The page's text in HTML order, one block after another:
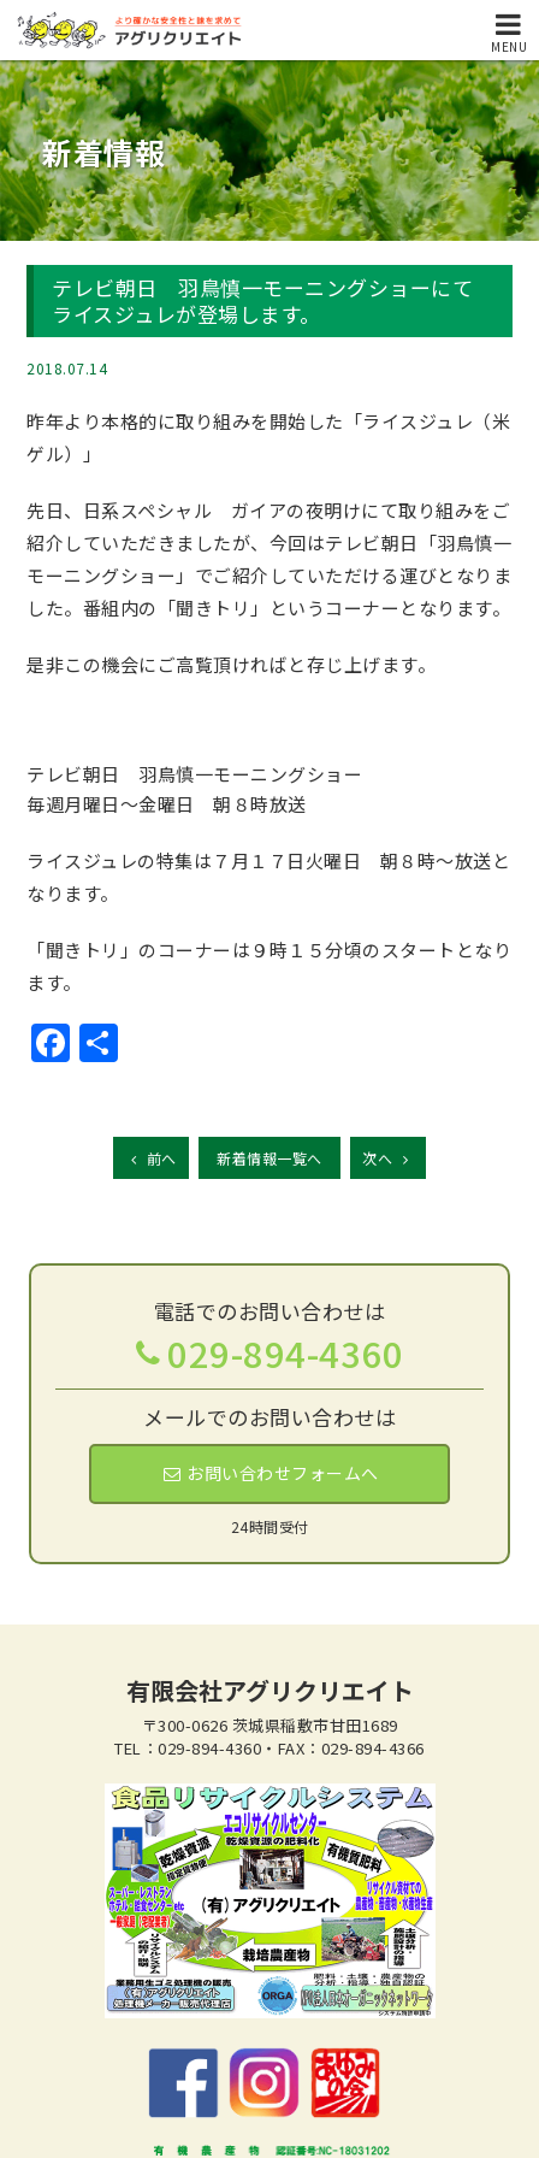
MENU
新着情報
テレビ朝日 羽鳥慎一モーニングショーにて
ライスジュレが登場します。
2018.07.14
昨年より本格的に取り組みを開始した「ライスジュレ（米
ゲル）」
先日、日系スペシャル ガイアの夜明けにて取り組みをご
紹介していただきましたが、今回はテレビ朝日「羽鳥慎一
モーニングショー」でご紹介していただける運びとなりま
した。番組内の「聞きトリ」というコーナーとなります。
是非この機会にご高覧頂ければと存じ上げます。
テレビ朝日 羽鳥慎一モーニングショー
毎週月曜日～金曜日 朝８時放送
ライスジュレの特集は７月１７日火曜日 朝８時～放送と
なります。
「聞きトリ」のコーナーは９時１５分頃のスタートとなり
ます。
Facebook
前へ 新着情報一覧へ 次へ
電話でのお問い合わせは
029-894-4360
メールでのお問い合わせは
お問い合わせフォームへ
24時間受付
有限会社アグリクリエイト
〒300-0626 茨城県稲敷市甘田1689
TEL：029-894-4360・FAX：029-894-4366